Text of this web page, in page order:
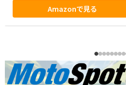
Amazonで見る